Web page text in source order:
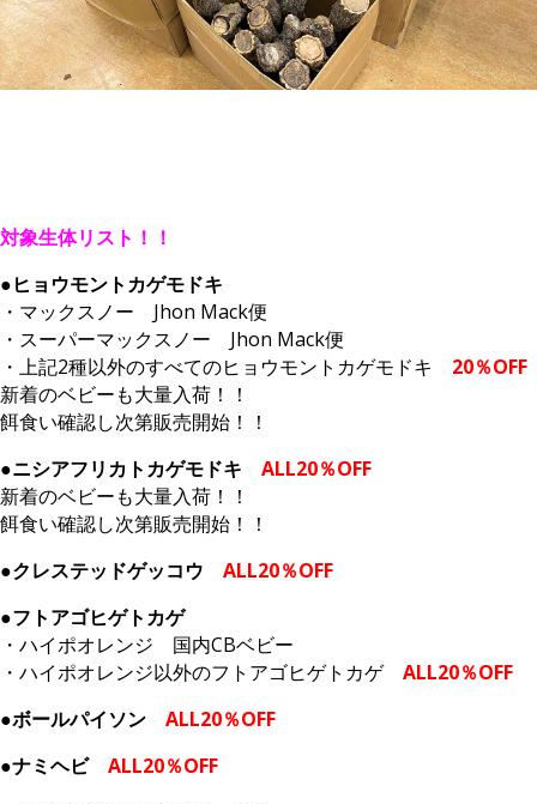
対象生体リスト！！
●ヒョウモントカゲモドキ
・マックスノー Jhon Mack便
・スーパーマックスノー Jhon Mack便
・上記2種以外のすべてのヒョウモントカゲモドキ 20％OFF
新着のベビーも大量入荷！！
餌食い確認し次第販売開始！！
●ニシアフリカトカゲモドキ
ALL20％OFF
新着のベビーも大量入荷！！
餌食い確認し次第販売開始！！
●クレステッドゲッコウ ALL20％OFF
●フトアゴヒゲトカゲ
・ハイポオレンジ 国内CBベビー
・ハイポオレンジ以外のフトアゴヒゲトカゲ ALL20％OFF
●ボールパイソン ALL20％OFF
●ナミヘビ ALL20％OFF